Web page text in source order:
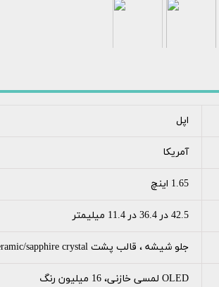
اپل
آمریکا
1.65 اینچ
42.5 در 36.4 در 11.4 میلیمتر
جلو شیشه ، قالب پشت ceramic/sapphire crystal و فریم stainless steel
OLED لمسی خازنی، 16 میلیون رنگ